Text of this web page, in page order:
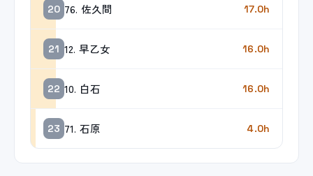
20 76. 佐久間 17.0h
21 12. 早乙女 16.0h
22 10. 白石 16.0h
23 71. 石原 4.0h